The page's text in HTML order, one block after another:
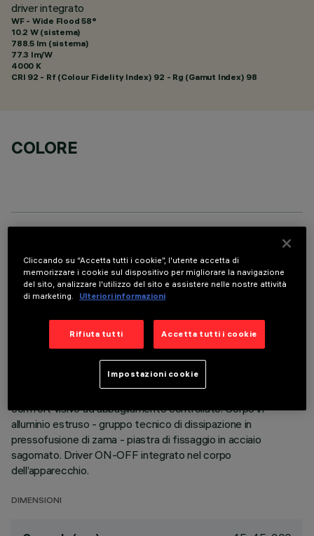
driver integrato
WF - Wide Flood 58°
10.2 W (sistema)
788.5 lm (sistema)
77.3 lm/W
4000 K
CRI 92 - Rf (Colour Fidelity Index) 92 - Rg (Gamut Index) 98
COLORE
ULTIMO AGGIORNAMENTO: 05/08/2026
Apparecchio per installazione a soffitto a 4 elementi ottici
per sorgenti LED - ottiche fisse con riflettori Opti-Beam ad
alta definizione in termoplastico metallizzato. Nonostante le
dimensioni minime del prodotto, la tecnologia brevettata del
sistema ottico garantisce un flusso efficace ed un elevato
comfort visivo ad abbagliamento controllato. Corpo in
alluminio estruso - gruppo tecnico di dissipazione in
pressofusione di zama - piastra di fissaggio in acciaio
sagomato. Driver ON-OFF integrato nel corpo
dell’apparecchio.
DIMENSIONI
Cliccando su “Accetta tutti i cookie”, l'utente accetta di
memorizzare i cookie sul dispositivo per migliorare la navigazione
del sito, analizzare l'utilizzo del sito e assistere nelle nostre attività
di marketing.
Ulteriori informazioni
Rifiuta tutti Accetta tutti i cookie
Impostazioni cookie